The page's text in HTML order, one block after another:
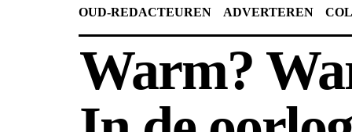
OUD-REDACTEUREN ADVERTEREN
Warm?